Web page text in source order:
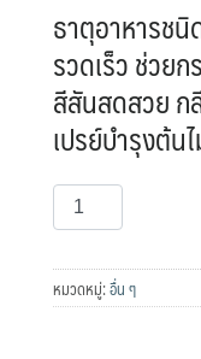
ธาตุอาหารช
รวดเร็ว ช่วย
สีสันสดสวย ก
เปรย์บำรุงต้น
จำนวน
ส
บำรุง
หมวดหมู่:อื่น ๆ